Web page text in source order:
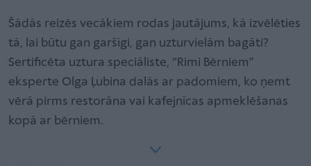
Šādās reizēs vecākiem rodas jautājums, kā izvēlēties
tā, lai būtu gan garšīgi, gan uzturvielām bagāti?
Sertificēta uztura speciāliste, “Rimi Bērniem”
eksperte Olga Ļubina dalās ar padomiem, ko ņemt
vērā pirms restorāna vai kafejnīcas apmeklēšanas
kopā ar bērniem.